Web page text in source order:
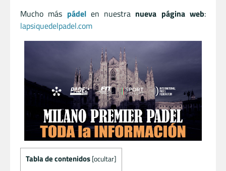
Mucho más pádel en nuestra nueva página web:
lapsiquedelpadel.com
Tabla de contenidos [ocultar]